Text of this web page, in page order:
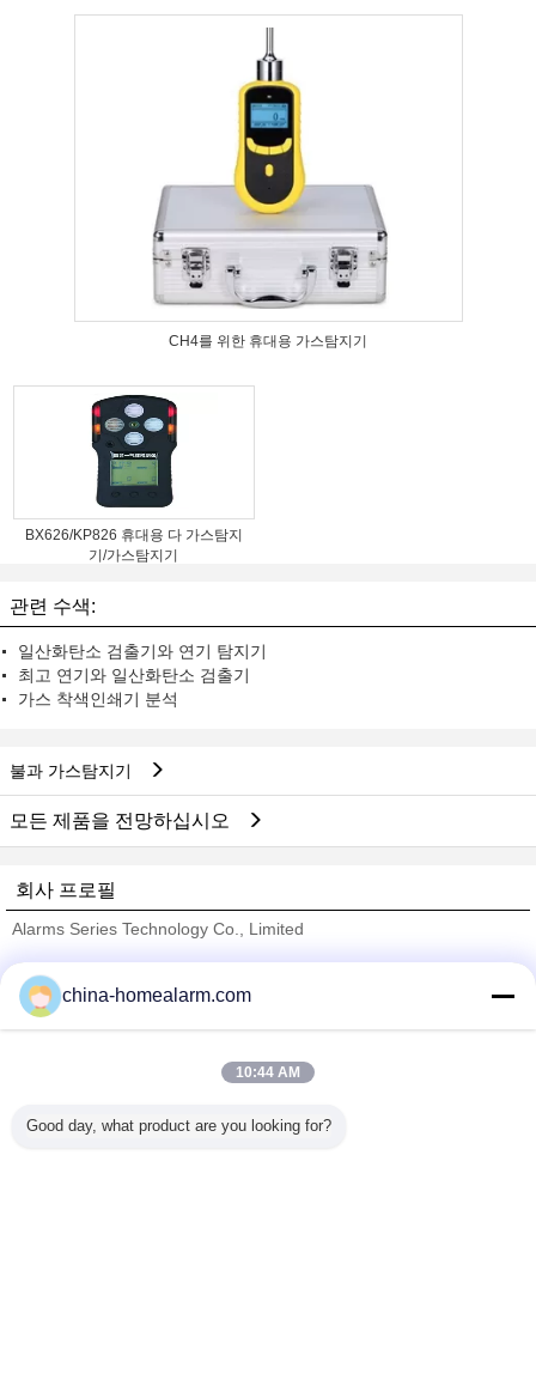
CH4를 위한 휴대용 가스탐지기
BX626/KP826 휴대용 다 가스탐지
기/가스탐지기
관련 수색:
일산화탄소 검출기와 연기 탐지기
최고 연기와 일산화탄소 검출기
가스 착색인쇄기 분석
불과 가스탐지기
모든 제품을 전망하십시오
회사 프로필
Alarms Series Technology Co., Limited
Trust Seal
Verified Suplier
모든 제품
china-homealarm.com
10:44 AM
Good day, what product are you looking for?